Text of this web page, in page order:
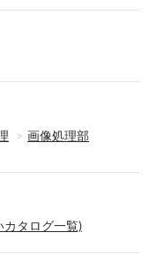
画像処理部
カタログ一覧)